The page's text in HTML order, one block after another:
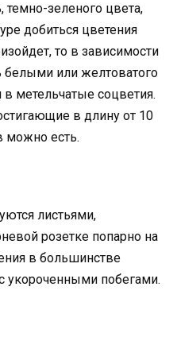
зеленого цвета,
добиться цветения
то в зависимости
белыми или желтоватого
метельчатые соцветия.
в длину от 10
можно есть.
листьями,
розетке попарно на
в большинстве
укороченными побегами.